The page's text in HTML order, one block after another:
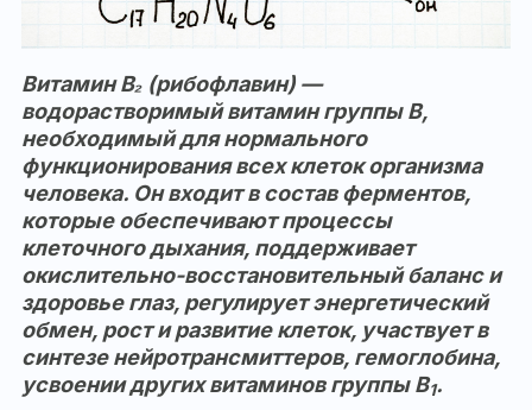
Витамин B₂ (рибофлавин) —
водорастворимый витамин группы B,
необходимый для нормального
функционирования всех клеток организма
человека. Он входит в состав ферментов,
которые обеспечивают процессы
клеточного дыхания, поддерживает
окислительно-восстановительный баланс и
здоровье глаз, регулирует энергетический
обмен, рост и развитие клеток, участвует в
синтезе нейротрансмиттеров, гемоглобина,
усвоении других витаминов группы B1.